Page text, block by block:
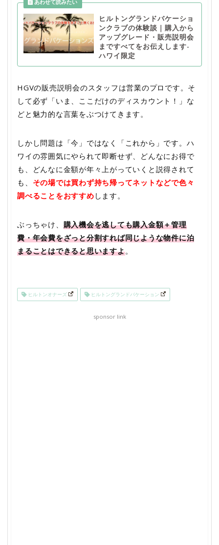
ヒルトングランドバケーショ
ンクラブの体験談｜購入から
アップグレード・販売説明会
まですべてをお伝えします-
ハワイ限定
HGVの販売説明会のスタッフは営業のプロです。そ
して必ず「いま、ここだけのディスカウント！」な
どと魅力的な言葉をぶつけてきます。
しかし問題は「今」ではなく「これから」です。ハ
ワイの雰囲気にやられて即断せず、どんなにお得で
も、どんなに金額が年々上がっていくと説得されて
も、 その場では買わず持ち帰ってネットなどで色々
調べることをおすすめ します。
ぶっちゃけ、 購入機会を逃しても購入金額＋管理
費・年会費をざっと分割すれば同じような物件に泊
まることはできると思いますよ。
ヒルトンオナーズ ヒルトングランドバケーション
sponsor link